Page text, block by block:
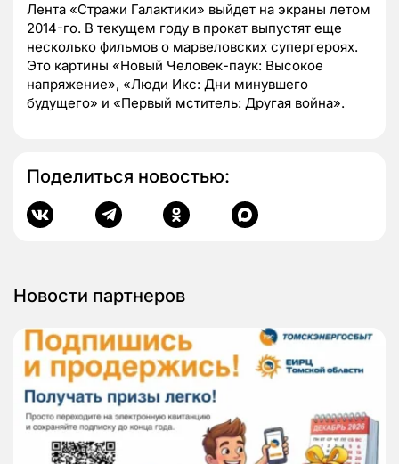
Лента «Стражи Галактики» выйдет на экраны летом
2014-го. В текущем году в прокат выпустят еще
несколько фильмов о марвеловских супергероях.
Это картины «Новый Человек-паук: Высокое
напряжение», «Люди Икс: Дни минувшего
будущего» и «Первый мститель: Другая война».
Поделиться новостью:
Новости партнеров